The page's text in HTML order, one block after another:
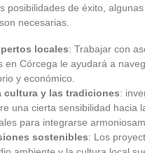
posibilidades de éxito, algunas
necesarias.
locales: Trabajar con
en Córcega le ayudará a
y económico.
cultura y las tradiciones:
una cierta sensibilidad hacia
para integrarse
sostenibles: Los